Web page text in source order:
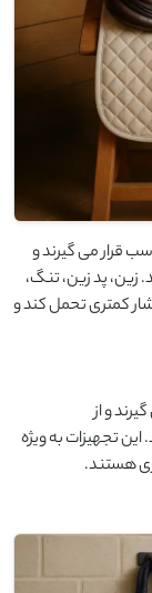
قرار می ‌گیرند و
زین، پد زین، تنگ،
کمتری تحمل کند و
و از
تجهیزات به‌ ویژه
هستند.